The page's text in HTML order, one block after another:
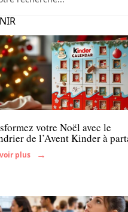
votre Noël avec le
de l’Avent Kinder à
plus